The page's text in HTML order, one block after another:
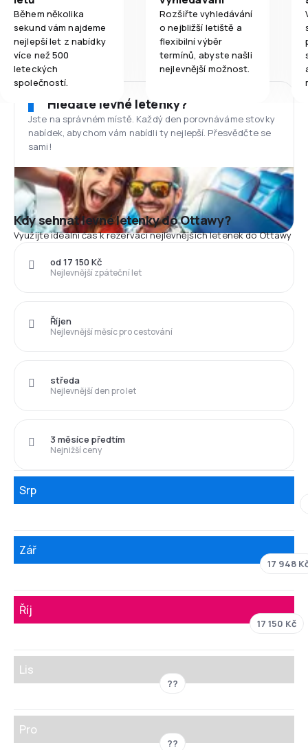
Během několika
sekund vám najdeme
nejlepší let z nabídky
více než 500
leteckých
společností.
Rozšiřte vyhledávání
o nejbližší letiště a
flexibilní výběr
termínů, abyste našli
nejlevnější možnost.
Hledáte levné letenky?
Jste na správném místě. Každý den porovnáváme stovky
nabídek, abychom vám nabídli ty nejlepší. Přesvědčte se
sami!
Kdy sehnat levné letenky do Ottawy?
Využijte ideální čas k rezervaci nejlevnějších letenek do Ottawy
Nejlevnější zpáteční let
od 17 150 Kč
Nejlevnější měsíc pro cestování
Říjen
Nejlevnější den pro let
středa
Nejnižší ceny
3 měsíce předtím
Srp
Zář
17 948
Říj
17 150 Kč
Lis
??
Pro
??